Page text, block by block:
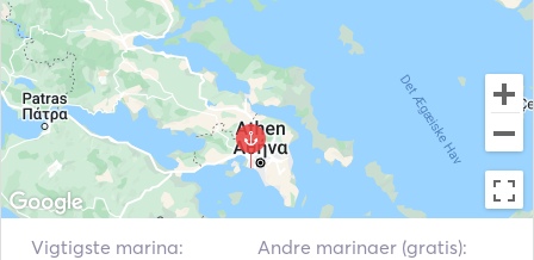
See you on board!⛵☀️
Vigtigste marina: Andre marinaer (gratis):